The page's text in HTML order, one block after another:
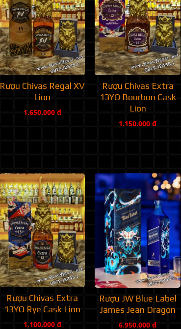
Rượu Chivas Regal XV
Lion
1.650.000 đ
Rượu Chivas Extra
13YO Bourbon Cask
Lion
1.150.000 đ
Rượu Chivas Extra
13YO Rye Cask Lion
1.100.000 đ
Rượu JW Blue Label
James Jean Dragon
6.950.000 đ